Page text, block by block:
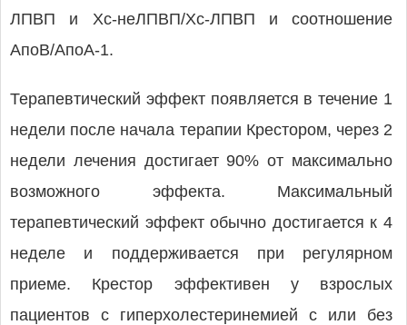
ЛПВП и Хс-неЛПВП/Хс-ЛПВП и соотношение
АпоВ/АпоА-1.
Терапевтический эффект появляется в течение 1
недели после начала терапии Крестором, через 2
недели лечения достигает 90% от максимально
возможного эффекта. Максимальный
терапевтический эффект обычно достигается к 4
неделе и поддерживается при регулярном
приеме. Крестор эффективен у взрослых
пациентов с гиперхолестеринемией с или без